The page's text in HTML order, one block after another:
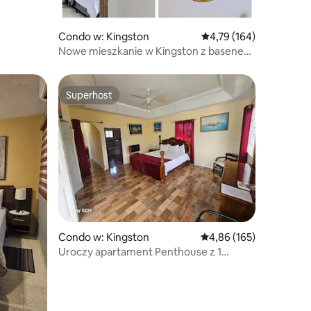
Condo w: Kingston Średnia ocena: 4,79
4,79 (164)
Nowe mieszkanie w Kingston z basenem
Superhost
Superhost
Condo w: Kingston Średnia ocena: 4,86
4,86 (165)
Uroczy apartament Penthouse z 1